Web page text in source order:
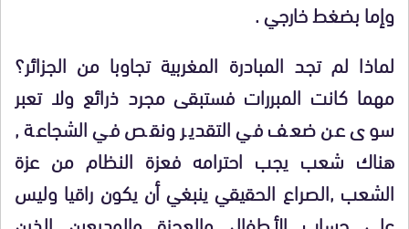
وإما بضغط خارجي .
لماذا لم تجد المبادرة المغربية تجاوبا من الجزائر؟
مهما كانت المبررات فستبقى مجرد ذرائع ولا تعبر
سوى عن ضعف في التقدير ونقص في الشجاعة ,
هناك شعب يجب احترامه فعزة النظام من عزة
الشعب ,الصراع الحقيقي ينبغي أن يكون راقيا وليس